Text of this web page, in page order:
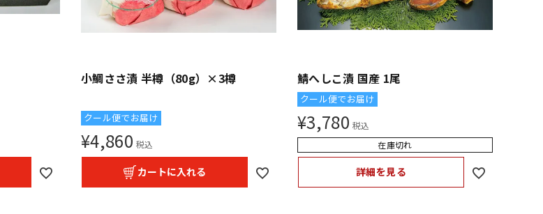
小鯛ささ漬 半樽（80g）×3樽
クール便でお届け
¥4,860 税込
カートに入れる
鯖へしこ漬 国産 1尾
クール便でお届け
¥3,780 税込
在庫切れ
詳細を見る